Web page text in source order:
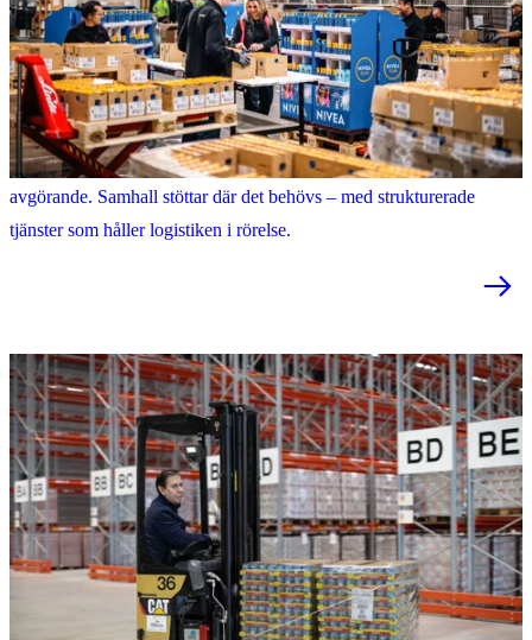
Lager och logistik
I lager- och logistikverksamhet är flöde, tempo och precision
avgörande. Samhall stöttar där det behövs – med strukturerade
tjänster som håller logistiken i rörelse.